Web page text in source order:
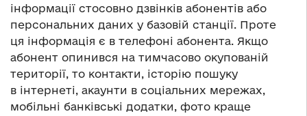
інформації стосовно дзвінків абонентів або
персональних даних у базовій станції. Проте
ця інформація є в телефоні абонента. Якщо
абонент опинився на тимчасово окупованій
території, то контакти, історію пошуку
в інтернеті, акаунти в соціальних мережах,
мобільні банківські додатки, фото краще